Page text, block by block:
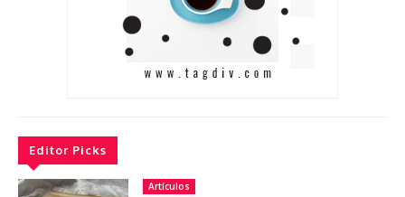
Editor Picks
Artículos